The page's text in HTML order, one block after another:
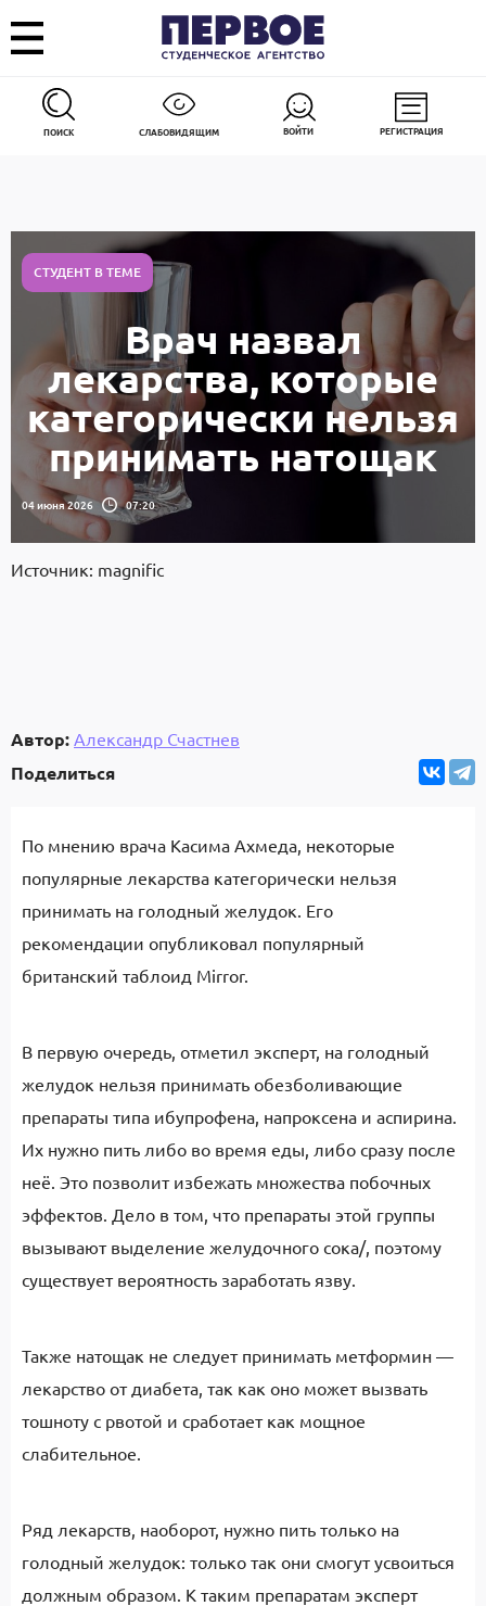
ПОИСК СЛАБОВИДЯЩИМ ВОЙТИ РЕГИСТРАЦИЯ
СТУДЕНТ В ТЕМЕ
Врач назвал
лекарства, которые
категорически нельзя
принимать натощак
04 июня 2026 07:20
Источник: magnific
Автор: Александр Счастнев
Поделиться
По мнению врача Касима Ахмеда, некоторые
популярные лекарства категорически нельзя
принимать на голодный желудок. Его
рекомендации опубликовал популярный
британский таблоид Mirror.
В первую очередь, отметил эксперт, на голодный
желудок нельзя принимать обезболивающие
препараты типа ибупрофена, напроксена и аспирина.
Их нужно пить либо во время еды, либо сразу после
неё. Это позволит избежать множества побочных
эффектов. Дело в том, что препараты этой группы
вызывают выделение желудочного сока/, поэтому
существует вероятность заработать язву.
Также натощак не следует принимать метформин —
лекарство от диабета, так как оно может вызвать
тошноту с рвотой и сработает как мощное
слабительное.
Ряд лекарств, наоборот, нужно пить только на
голодный желудок: только так они смогут усвоиться
должным образом. К таким препаратам эксперт